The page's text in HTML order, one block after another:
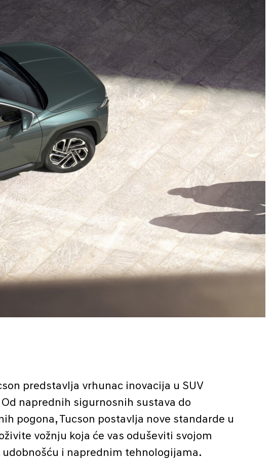
predstavlja vrhunac inovacija u SUV
naprednih sigurnosnih sustava do
pogona, Tucson postavlja nove standarde u
vožnju koja će vas oduševiti svojom
i naprednim tehnologijama.